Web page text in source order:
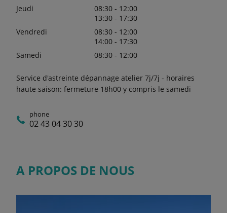
Jeudi
08:30 - 12:00
13:30 - 17:30
Vendredi
08:30 - 12:00
14:00 - 17:30
Samedi
08:30 - 12:00
Service d'astreinte dépannage atelier 7j/7j - horaires
haute saison: fermeture 18h00 y compris le samedi
phone
02 43 04 30 30
A PROPOS DE NOUS